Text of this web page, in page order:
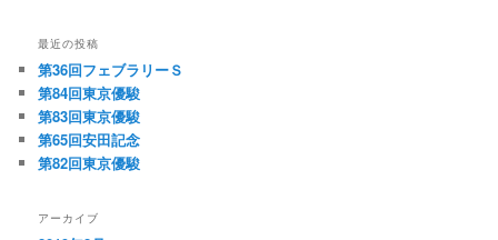
最近の投稿
第36回フェブラリーＳ
第84回東京優駿
第83回東京優駿
第65回安田記念
第82回東京優駿
アーカイブ